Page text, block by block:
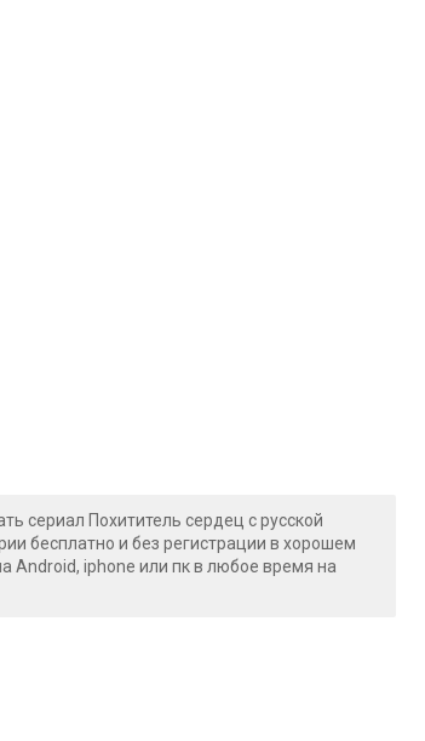
сериал Похититель сердец с русской
бесплатно и без регистрации в хорошем
Android, iphone или пк в любое время на